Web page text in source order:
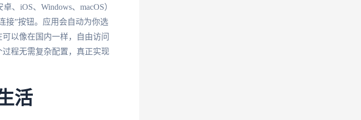
、iOS、Windows、macOS）
接”按钮。应用会自动为你选
以像在国内一样，自由访问
程无需复杂配置，真正实现
活